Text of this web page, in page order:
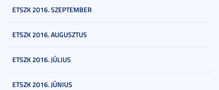
ETSZK 2016. SZEPTEMBER
ETSZK 2016. AUGUSZTUS
ETSZK 2016. JÚLIUS
ETSZK 2016. JÚNIUS